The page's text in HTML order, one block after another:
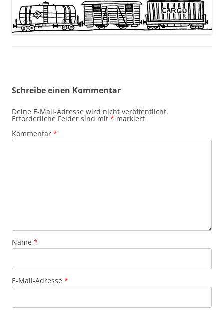
Schreibe einen Kommentar
Deine E-Mail-Adresse wird nicht veröffentlicht.
Erforderliche Felder sind mit * markiert
Kommentar *
Name *
E-Mail-Adresse *